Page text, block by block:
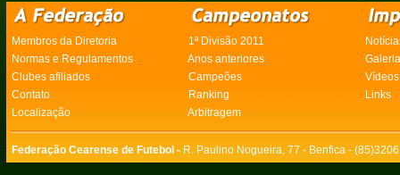
Membros da Diretoria 1ª Divisão 2011
Normas e Regulamentos
Anos anteriores
Clubes afiliados
Campeões
Vídeos
Contato
Ranking
Links
Localização
Arbitragem
Federação Cearense de Futebol - R. Paulino Nogueira, 77 - Benfica -